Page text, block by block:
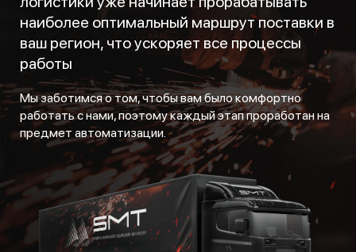
наиболее оптимальный маршрут поставки в
ваш регион, что ускоряет все процессы
работы
Мы заботимся о том, чтобы вам было комфортно
работать с нами, поэтому каждый этап проработан на
предмет автоматизации.